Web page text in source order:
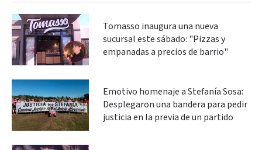
Tomasso inaugura una nueva
sucursal este sábado: "Pizzas y
empanadas a precios de barrio"
Emotivo homenaje a Stefanía Sosa:
Desplegaron una bandera para pedir
justicia en la previa de un partido